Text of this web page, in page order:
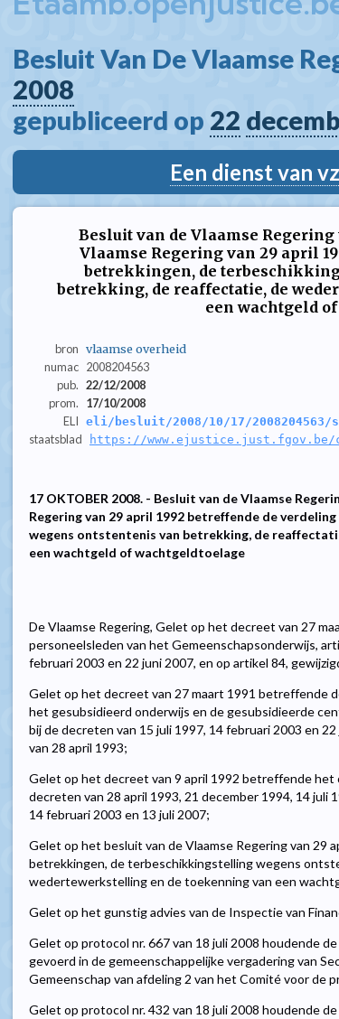
Besluit Van De Vlaamse
2008
gepubliceerd op 22
Een dienst van
Besluit van de Vlaamse
Vlaamse Regering van 29 april
betrekkingen, de
betrekking, de reaffectatie, de
een wachtgeld
bron vlaamse overheid
numac 2008204563
pub. 22/12/2008
prom.
17/10/2008
ELI eli/besluit/2008/10/17/2008204563/
staatsblad https://
17 OKTOBER 2008. - Besluit van de Vlaamse
Regering van 29 april 1992 betreffende de
wegens ontstentenis van betrekking, de
een wachtgeld of wachtgeldtoelage
De Vlaamse Regering, Gelet op het decreet van 27
personeelsleden van het Gemeenschapsonderwijs,
februari 2003 en 22 juni 2007, en op artikel 84,
Gelet op het decreet van 27 maart 1991 betreffende
het gesubsidieerd onderwijs en de gesubsidieerde
bij de decreten van 15 juli 1997, 14 februari 2003 en
van 28 april 1993;
Gelet op het decreet van 9 april 1992 betreffende
decreten van 28 april 1993, 21 december 1994, 14 juli
14 februari 2003 en 13 juli 2007;
Gelet op het besluit van de Vlaamse Regering van 29
betrekkingen, de terbeschikkingstelling wegens
wedertewerkstelling en de toekenning van een
Gelet op het gunstig advies van de Inspectie van
Gelet op protocol nr. 667 van 18 juli 2008 houdende
gevoerd in de gemeenschappelijke vergadering van
Gemeenschap van afdeling 2 van het Comité voor de
Gelet op protocol nr. 432 van 18 juli 2008 houdende